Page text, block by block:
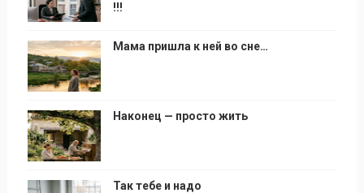
!!!
Мама пришла к ней во сне…
Наконец — просто жить
Так тебе и надо